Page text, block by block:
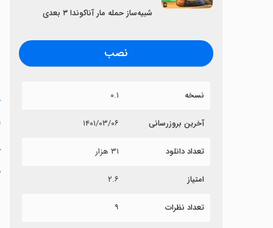
شبیه‌ساز حمله مار آناکوندا ۳ بعدی
نصب
نسخه ۰.۱
آخرین بروزرسانی ۱۴۰۱/۰۳/۰۶
تعداد دانلود ۳۱ هزار
امتیاز ۲.۶
تعداد نظرات ۹